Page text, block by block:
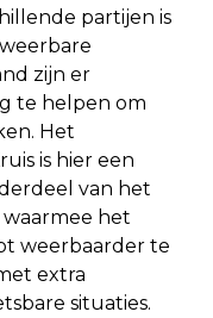
partijen is
zijn er
te helpen om
Het
is hier een
van het
waarmee het
weerbaarder te
extra
situaties.